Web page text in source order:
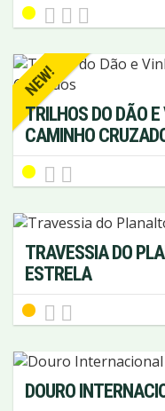
NEW!
TRILHOS DO DÃO
CAMINHO
TRAVESSIA DO
ESTRELA
DOURO